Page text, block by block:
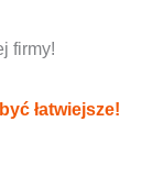
firmy!
łatwiejsze!